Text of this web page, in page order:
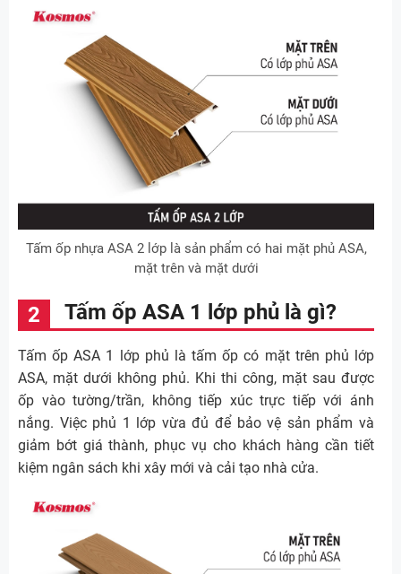
Tấm ốp nhựa ASA 2 lớp là sản phẩm có hai mặt phủ ASA,
mặt trên và mặt dưới
Tấm ốp ASA 1 lớp phủ là gì?
Tấm ốp ASA 1 lớp phủ là tấm ốp có mặt trên phủ lớp
ASA, mặt dưới không phủ. Khi thi công, mặt sau được
ốp vào tường/trần, không tiếp xúc trực tiếp với ánh
nắng. Việc phủ 1 lớp vừa đủ để bảo vệ sản phẩm và
giảm bớt giá thành, phục vụ cho khách hàng cần tiết
kiệm ngân sách khi xây mới và cải tạo nhà cửa.